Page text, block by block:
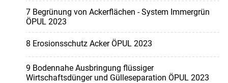
7 Begrünung von Ackerflächen - System Immergrün
ÖPUL 2023
8 Erosionsschutz Acker ÖPUL 2023
9 Bodennahe Ausbringung flüssiger
Wirtschaftsdünger und Gülleseparation ÖPUL 2023